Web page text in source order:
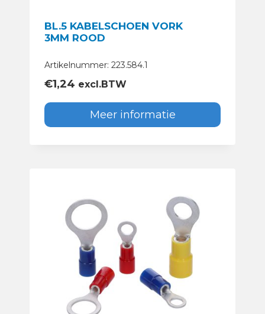
BL.5 KABELSCHOEN VORK
3MM ROOD
Artikelnummer: 223.584.1
€1,24 excl.BTW
Meer informatie